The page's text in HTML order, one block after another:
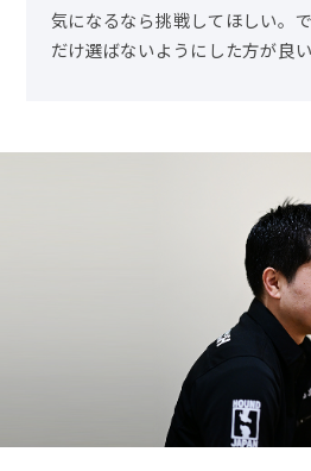
気になるなら挑戦してほしい。
だけ選ばないようにした方が良い